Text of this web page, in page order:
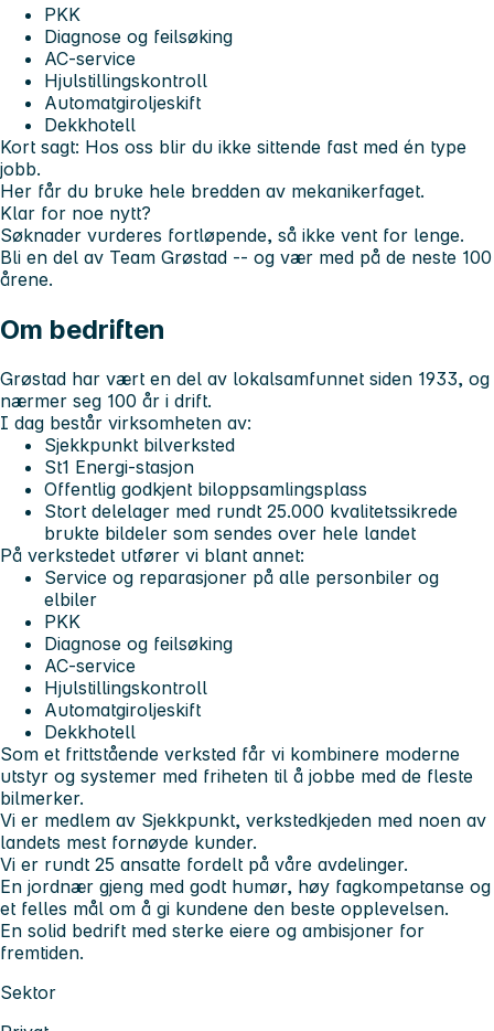
PKK
Diagnose og feilsøking
AC-service
Hjulstillingskontroll
Automatgiroljeskift
Dekkhotell
Kort sagt: Hos oss blir du ikke sittende fast med én type
jobb.
Her får du bruke hele bredden av mekanikerfaget.
Klar for noe nytt?
Søknader vurderes fortløpende, så ikke vent for lenge.
Bli en del av Team Grøstad -- og vær med på de neste 100
årene.
Om bedriften
Grøstad har vært en del av lokalsamfunnet siden 1933, og
nærmer seg 100 år i drift.
I dag består virksomheten av:
Sjekkpunkt bilverksted
St1 Energi-stasjon
Offentlig godkjent biloppsamlingsplass
Stort delelager med rundt 25.000 kvalitetssikrede
brukte bildeler som sendes over hele landet
På verkstedet utfører vi blant annet:
Service og reparasjoner på alle personbiler og
elbiler
PKK
Diagnose og feilsøking
AC-service
Hjulstillingskontroll
Automatgiroljeskift
Dekkhotell
Som et frittstående verksted får vi kombinere moderne
utstyr og systemer med friheten til å jobbe med de fleste
bilmerker.
Vi er medlem av Sjekkpunkt, verkstedkjeden med noen av
landets mest fornøyde kunder.
Vi er rundt 25 ansatte fordelt på våre avdelinger.
En jordnær gjeng med godt humør, høy fagkompetanse og
et felles mål om å gi kundene den beste opplevelsen.
En solid bedrift med sterke eiere og ambisjoner for
fremtiden.
Sektor